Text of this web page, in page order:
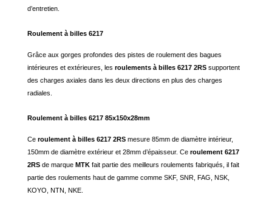
d’entretien.
Roulement à billes 6217
Grâce aux gorges profondes des pistes de roulement des bagues
intérieures et extérieures, les roulements à billes 6217 2RS supportent
des charges axiales dans les deux directions en plus des charges
radiales.
Roulement à billes 6217 85x150x28mm
Ce roulement à billes 6217 2RS mesure 85mm de diamètre intérieur,
150mm de diamètre extérieur et 28mm d’épaisseur. Ce roulement 6217
2RS de marque MTK fait partie des meilleurs roulements fabriqués, il fait
partie des roulements haut de gamme comme SKF, SNR, FAG, NSK,
KOYO, NTN, NKE.